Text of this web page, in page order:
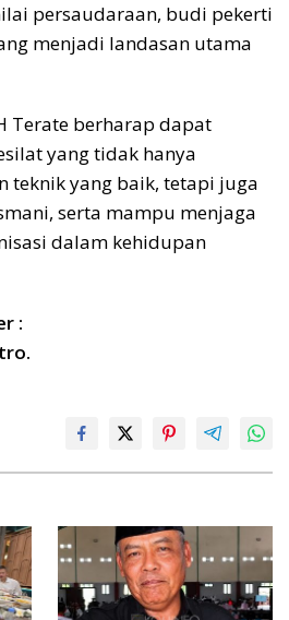
persaudaraan, budi pekerti
menjadi landasan utama
Terate berharap dapat
yang tidak hanya
teknik yang baik, tetapi juga
serta mampu menjaga
dalam kehidupan
: